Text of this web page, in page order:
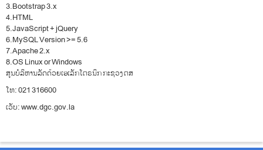
3.Bootstrap 3.x
4.HTML
5.JavaScript + jQuery
6.MySQL Version >= 5.6
7.Apache 2.x
8.OS Linux or Windows
ສູນບໍລິຫານລັດດ້ວຍເອເລັກໂຕຣນິກ ກະຊວງ ຕສ
ໂທ: 021 316600
ເວັບ: www.dgc.gov.la